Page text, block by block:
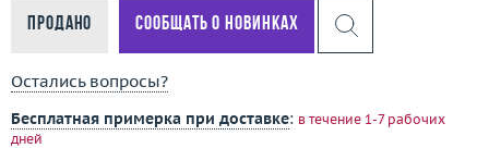
Продано Сообщать о новинках
Остались вопросы?
Бесплатная примерка при доставке: в течение 1-7 рабочих
дней